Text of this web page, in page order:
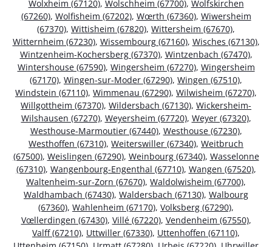
Wolxheim (67120), Wolschheim (67700), Wolfskirchen
(67260), Wolfisheim (67202), Wœrth (67360), Wiwersheim
(67370), Wittisheim (67820), Wittersheim (67670),
Witternheim (67230), Wissembourg (67160), Wisches (67130),
Wintzenheim-Kochersberg (67370), Wintzenbach (67470),
Wintershouse (67590), Wingersheim (67270), Wingersheim
(67170), Wingen-sur-Moder (67290), Wingen (67510),
Windstein (67110), Wimmenau (67290), Wilwisheim (67270),
Willgottheim (67370), Wildersbach (67130), Wickersheim-
Wilshausen (67270), Weyersheim (67720), Weyer (67320),
Westhouse-Marmoutier (67440), Westhouse (67230),
Westhoffen (67310), Weiterswiller (67340), Weitbruch
(67500), Weislingen (67290), Weinbourg (67340), Wasselonne
(67310), Wangenbourg-Engenthal (67710), Wangen (67520),
Waltenheim-sur-Zorn (67670), Waldolwisheim (67700),
Waldhambach (67430), Waldersbach (67130), Walbourg
(67360), Wahlenheim (67170), Volksberg (67290),
Vœllerdingen (67430), Villé (67220), Vendenheim (67550),
Valff (67210), Uttwiller (67330), Uttenhoffen (67110),